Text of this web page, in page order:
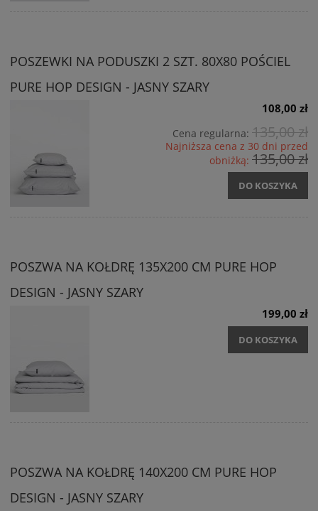
POSZEWKI NA PODUSZKI 2 SZT. 80X80 POŚCIEL
PURE HOP DESIGN - JASNY SZARY
108,00 zł
Cena regularna: 135,00 zł
Najniższa cena z 30 dni przed
obniżką: 135,00 zł
DO KOSZYKA
POSZWA NA KOŁDRĘ 135X200 CM PURE HOP
DESIGN - JASNY SZARY
199,00 zł
DO KOSZYKA
POSZWA NA KOŁDRĘ 140X200 CM PURE HOP
DESIGN - JASNY SZARY